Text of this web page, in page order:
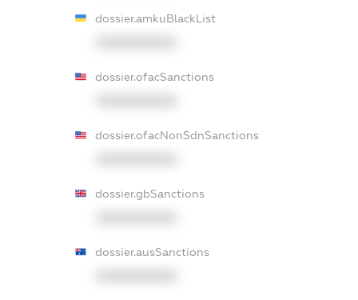
dossier.amkuBlackList
dossier.ofacSanctions
dossier.ofacNonSdnSanctions
dossier.gbSanctions
dossier.ausSanctions